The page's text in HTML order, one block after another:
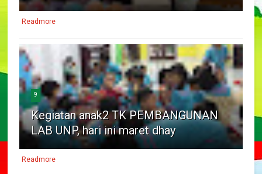
Readmore
9
Kegiatan anak2 TK PEMBANGUNAN
LAB UNP, hari ini maret dhay
Readmore